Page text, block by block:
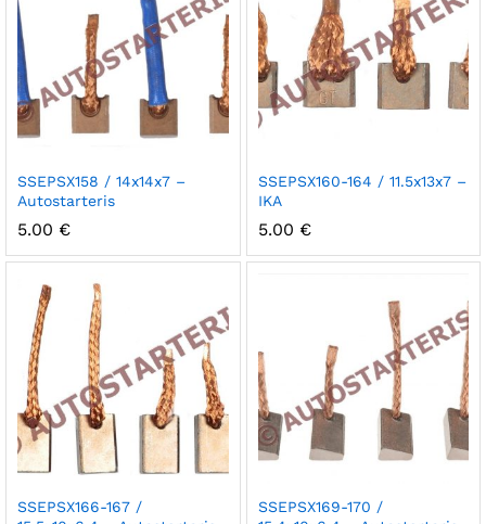
SSEPSX158 / 14x14x7 –
Autostarteris
5.00 €
SSEPSX160-164 / 11.5x13x7 –
IKA
5.00 €
SSEPSX166-167 /
SSEPSX169-170 /